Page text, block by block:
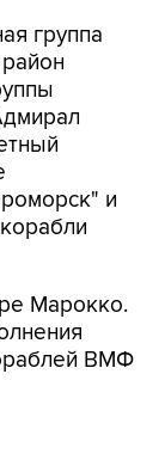
группа
и
Марокко.
ВМФ